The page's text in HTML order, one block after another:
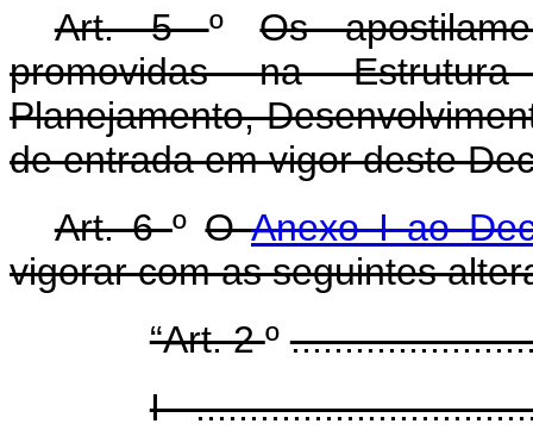
Art. 5ºOs
promovidas na
Planejamento,
de entrada em vigor deste
Art. 6ºOAnexo I ao
vigorar com as seguintes
“Art. 2º
I -